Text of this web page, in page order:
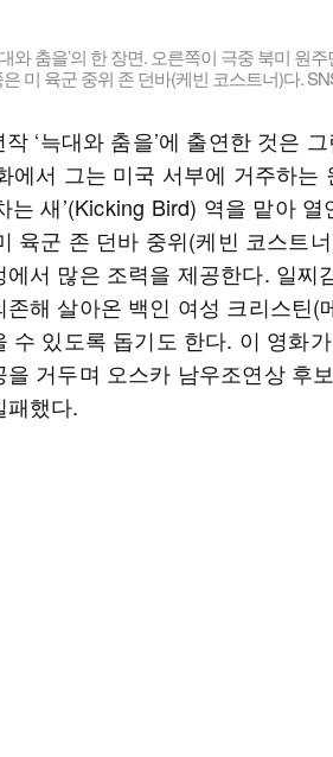
와 춤을’의 한 장면. 오른쪽이 극중 북미 원
은 미 육군 중위 존 던바(케빈 코스트너)다.
‘늑대와 춤을’에 출연한 것은
에서 그는 미국 서부에 거주하는
는 새’(Kicking Bird) 역을 맡아
육군 존 던바 중위(케빈 코스트
에서 많은 조력을 제공한다. 일찌
존해 살아온 백인 여성 크리스틴(
수 있도록 돕기도 한다. 이 영화
을 거두며 오스카 남우조연상 후
패했다.